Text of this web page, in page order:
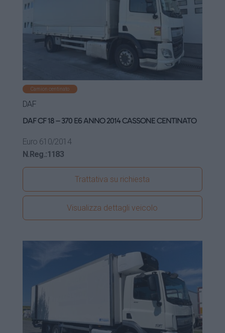
Camion centinato
DAF
DAF CF 18 – 370 E6 ANNO 2014 CASSONE CENTINATO
Euro 610/2014
N.Reg.:1183
Trattativa su richiesta
Visualizza dettagli veicolo